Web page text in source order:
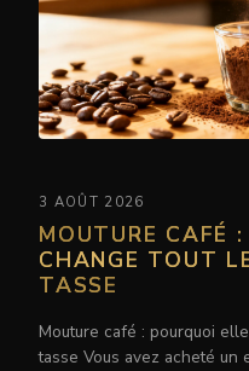
3 AOÛT 2026
MOUTURE CAFÉ
CHANGE TOUT
TASSE
Mouture café : pourquoi
tasse Vous avez acheté un